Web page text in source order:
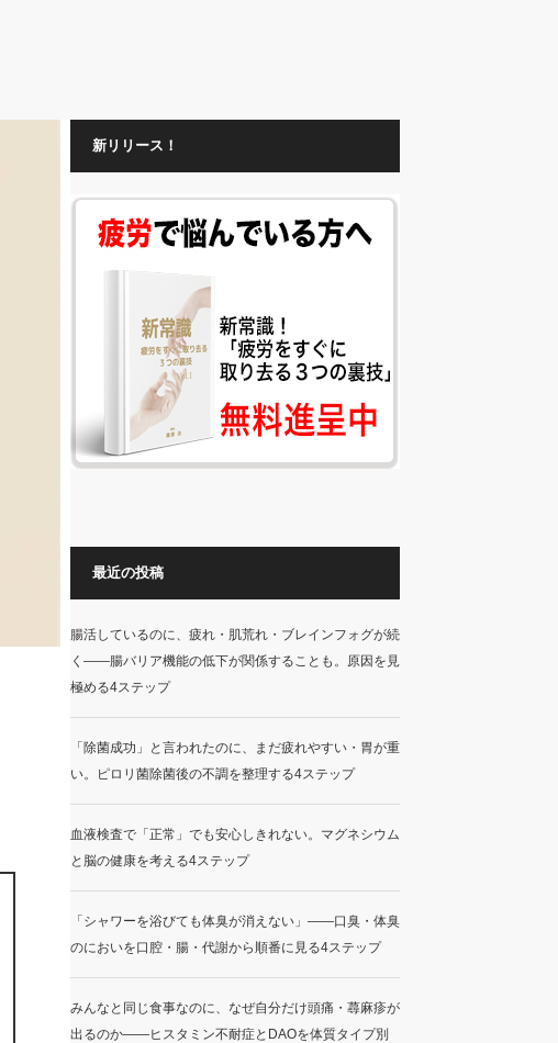
新リリース！
最近の投稿
腸活しているのに、疲れ・肌荒れ・ブレインフォグが続
く——腸バリア機能の低下が関係することも。原因を見
極める4ステップ
「除菌成功」と言われたのに、まだ疲れやすい・胃が重
い。ピロリ菌除菌後の不調を整理する4ステップ
血液検査で「正常」でも安心しきれない。マグネシウム
と脳の健康を考える4ステップ
「シャワーを浴びても体臭が消えない」——口臭・体臭
のにおいを口腔・腸・代謝から順番に見る4ステップ
みんなと同じ食事なのに、なぜ自分だけ頭痛・蕁麻疹が
出るのか——ヒスタミン不耐症とDAOを体質タイプ別